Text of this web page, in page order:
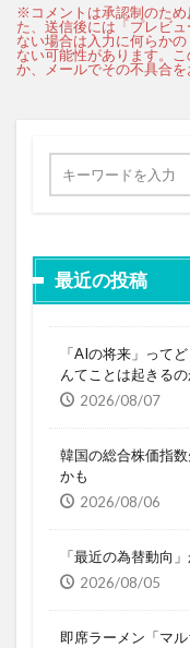
最近の投稿
「AIの将来」って
んてことは起きる
2026/08/07
韓国の総合株価指
かも
2026/08/06
「最近の為替動向
2026/08/05
即席ラーメン「マ